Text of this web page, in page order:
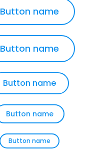
Button name
Button name
Button name
Button name
Button name